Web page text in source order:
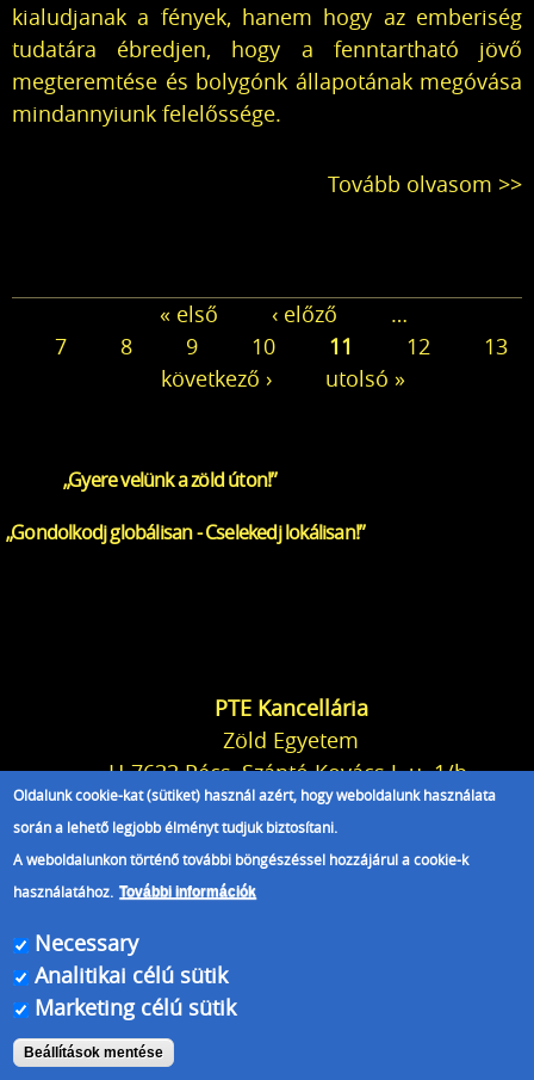
kialudjanak a fények, hanem hogy az emberiség
tudatára ébredjen, hogy a fenntartható jövő
megteremtése és bolygónk állapotának megóvása
mindannyiunk felelőssége.
Tovább olvasom >>
« első ‹ előző
…
7
8 9 10 11 12
13
következő ›
utolsó »
„Gyere velünk a zöld úton!”
„Gondolkodj globálisan - Cselekedj lokálisan!”
PTE Kancellária
Zöld Egyetem
H-7633 Pécs, Szántó Kovács J. u. 1/b.
+36 72 /501-500/22332
ügyvivő szakértő
Kancellária
Műszaki Szolgáltatási Igazgatóság
telefon: 06 72/501-500/22332; mobil: +36
Oldalunk cookie-kat (sütiket) használ azért, hogy weboldalunk használata
során a lehető legjobb élményt tudjuk biztosítani.
A weboldalunkon történő további böngészéssel hozzájárul a cookie-k
használatához. További információk
Necessary
Analitikai célú sütik
Marketing célú sütik
Beállítások mentése